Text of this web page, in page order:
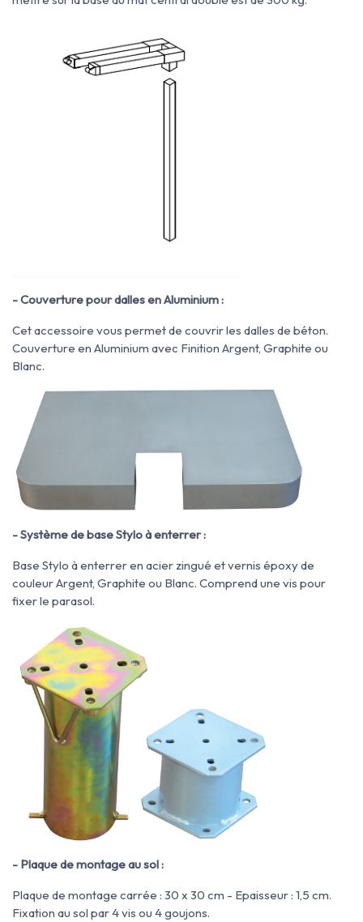
- Couverture pour dalles en Aluminium :
Cet accessoire vous permet de couvrir les dalles de béton.
Couverture en Aluminium avec Finition Argent, Graphite ou
Blanc.
- Système de base Stylo à enterrer :
Base Stylo à enterrer en acier zingué et vernis époxy de
couleur Argent, Graphite ou Blanc. Comprend une vis pour
fixer le parasol.
- Plaque de montage au sol :
Plaque de montage carrée : 30 x 30 cm - Epaisseur : 1,5 cm.
Fixation au sol par 4 vis ou 4 goujons.